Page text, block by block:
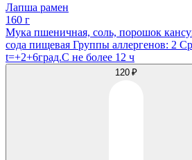
Лапша рамен
160 г
Мука пшеничная, соль, порошок
сода пищевая Группы аллергенов: 2
t=+2+6град.С не более 12 ч
120 ₽